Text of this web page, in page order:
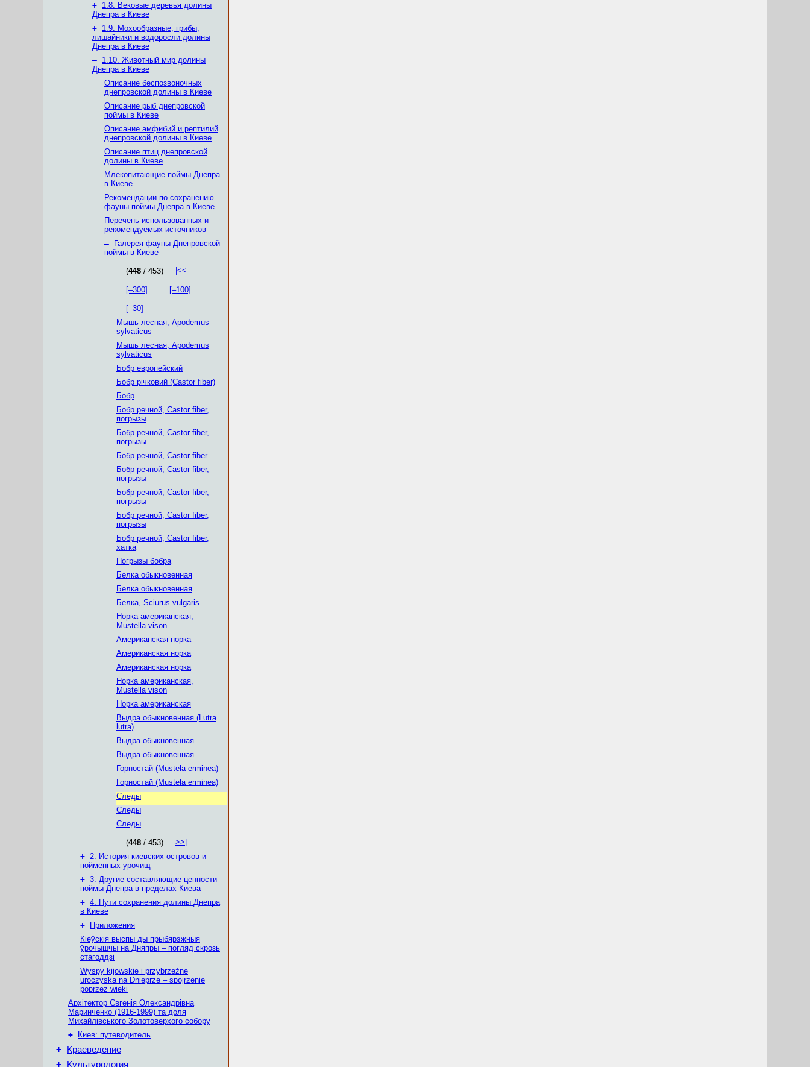
+ 1.8. Вековые деревья долины
Днепра в Киеве
+ 1.9. Мохообразные, грибы,
лишайники и водоросли долины
Днепра в Киеве
– 1.10. Животный мир долины
Днепра в Киеве
Описание беспозвоночных
днепровской долины в Киеве
Описание рыб днепровской
поймы в Киеве
Описание амфибий и рептилий
днепровской долины в Киеве
Описание птиц днепровской
долины в Киеве
Млекопитающие поймы Днепра
в Киеве
Рекомендации по сохранению
фауны поймы Днепра в Киеве
Перечень использованных и
рекомендуемых источников
–
Галерея фауны Днепровской
поймы в Киеве
(448 / 453) |<<
[–300] [–100]
[–30]
Мышь лесная, Apodemus
sylvaticus
Мышь лесная, Apodemus
sylvaticus
Бобр европейский
Бобр річковий (Castor fiber)
Бобр
Бобр речной, Castor fiber,
погрызы
Бобр речной, Castor fiber,
погрызы
Бобр речной, Castor fiber
Бобр речной, Castor fiber,
погрызы
Бобр речной, Castor fiber,
погрызы
Бобр речной, Castor fiber,
погрызы
Бобр речной, Castor fiber,
хатка
Погрызы бобра
Белка обыкновенная
Белка обыкновенная
Белка, Sciurus vulgaris
Норка американская,
Mustella vison
Американская норка
Американская норка
Американская норка
Норка американская,
Mustella vison
Норка американская
Выдра обыкновенная (Lutra
lutra)
Выдра обыкновенная
Выдра обыкновенная
Горностай (Mustela erminea)
Горностай (Mustela erminea)
Следы
Следы
Следы
(448 / 453)
>>|
+ 2. История киевских островов и
пойменных урочищ
+ 3. Другие составляющие ценности
поймы Днепра в пределах Киева
+ 4. Пути сохранения долины Днепра
в Киеве
+
Приложения
Кіеўскія выспы ды прыбярэжныя
ўрочышчы на Дняпры – погляд скрозь
стагоддзі
Wyspy kijowskie i przybrzeżne
uroczyska na Dnieprze – spojrzenie
poprzez wieki
Архітектор Євгенія Олександрівна
Маринченко (1916-1999) та доля
Михайлівського Золотоверхого собору
+
Киев: путеводитель
+ Краеведение
+ Культурология